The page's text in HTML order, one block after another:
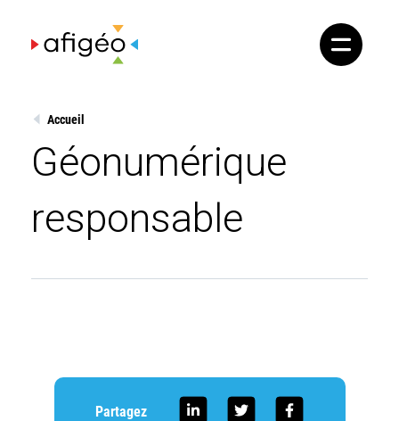
content
Accueil
Géonumérique
responsable
Partagez